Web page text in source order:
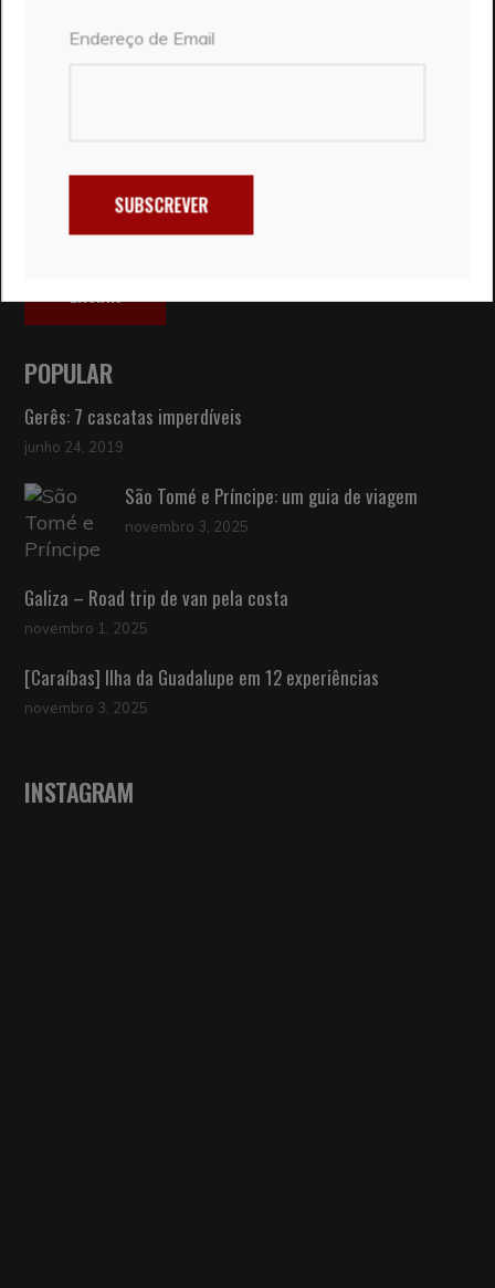
ENVIAR
POPULAR
Gerês: 7 cascatas imperdíveis
junho 24, 2019
São Tomé e Príncipe: um guia de viagem
novembro 3, 2025
Galiza – Road trip de van pela costa
novembro 1, 2025
[Caraíbas] Ilha da Guadalupe em 12 experiências
novembro 3, 2025
INSTAGRAM
Endereço de Email
SUBSCREVER